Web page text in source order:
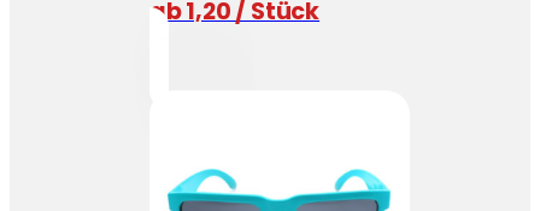
ab 1,20 / Stück